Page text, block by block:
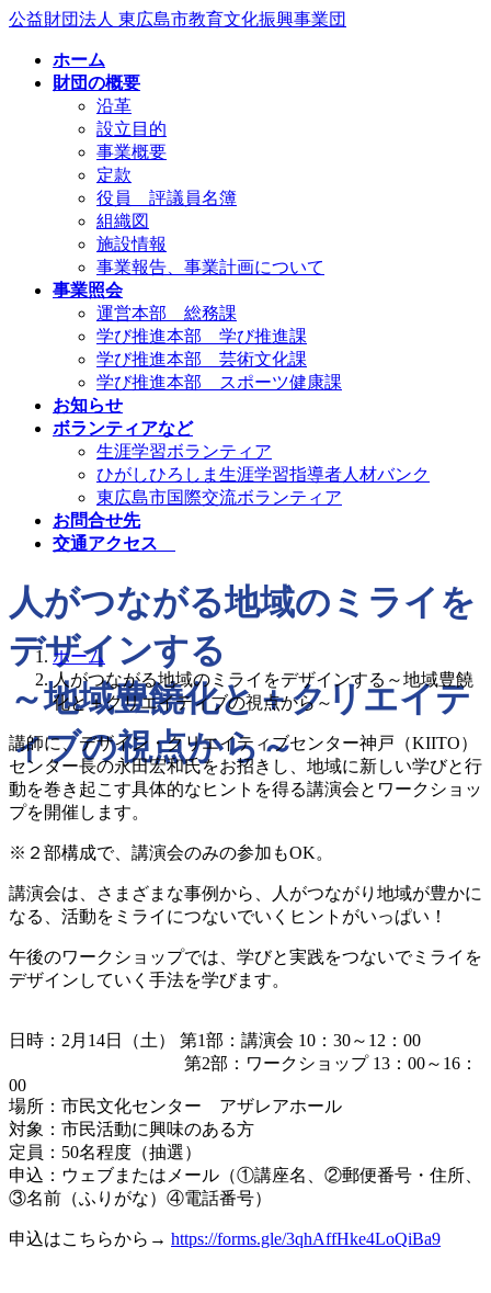
コ
ナ
公益財団法人 東広島市教育文化振興事業団
ホーム
財団の概要
沿革
設立目的
事業概要
定款
役員 評議員名簿
組織図
施設情報
事業報告、事業計画について
事業照会
運営本部 総務課
学び推進本部 学び推進課
学び推進本部 芸術文化課
学び推進本部 スポーツ健康課
お知らせ
ボランティアなど
生涯学習ボランティア
ひがしひろしま生涯学習指導者人材バンク
東広島市国際交流ボランティア
お問合せ先
交通アクセス
人がつながる地域のミライを
デザインする
～地域豊饒化と＋クリエイテ
ィブの視点から～
ホーム
人がつながる地域のミライをデザインする～地域豊饒
化と＋クリエイティブの視点から～
講師に、デザイン・クリエイティブセンター神戸（KIITO）
センター長の永田宏和氏をお招きし、地域に新しい学びと行
動を巻き起こす具体的なヒントを得る講演会とワークショッ
プを開催します。
※２部構成で、講演会のみの参加もOK。
講演会は、さまざまな事例から、人がつながり地域が豊かに
なる、活動をミライにつないでいくヒントがいっぱい！
午後のワークショップでは、学びと実践をつないでミライを
デザインしていく手法を学びます。
日時：2月14日（土） 第1部：講演会 10：30～12：00
第2部：ワークショップ 13：00～16：
00
場所：市民文化センター アザレアホール
対象：市民活動に興味のある方
定員：50名程度（抽選）
申込：ウェブまたはメール（①講座名、②郵便番号・住所、
③名前（ふりがな）④電話番号）
申込はこちらから→ https://forms.gle/3qhAffHke4LoQiBa9